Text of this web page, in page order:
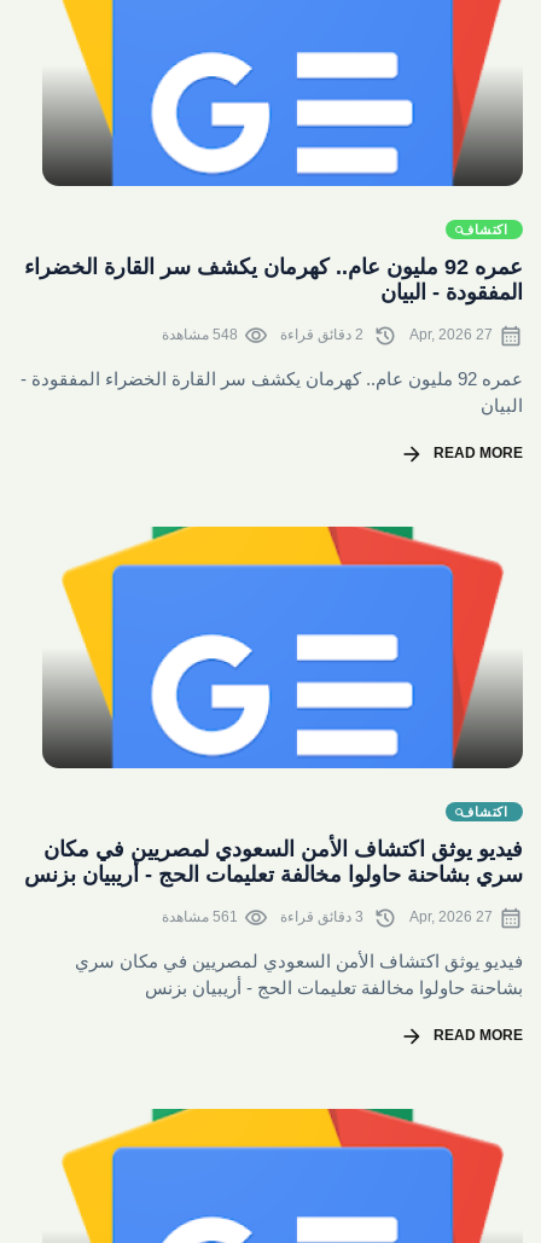
اكتشاف
عمره 92 مليون عام.. كهرمان يكشف سر القارة الخضراء
المفقودة - البيان
calendar_month
27 Apr, 2026
history
visibility 548 مشاهدة
عمره 92 مليون عام.. كهرمان يكشف سر القارة الخضراء المفقودة -
البيان
READ MORE
arrow_forward
اكتشاف
فيديو يوثق اكتشاف الأمن السعودي لمصريين في مكان
سري بشاحنة حاولوا مخالفة تعليمات الحج - أريبيان بزنس
calendar_month
27 Apr, 2026
history
visibility 561 مشاهدة
فيديو يوثق اكتشاف الأمن السعودي لمصريين في مكان سري
بشاحنة حاولوا مخالفة تعليمات الحج - أريبيان بزنس
READ MORE
arrow_forward